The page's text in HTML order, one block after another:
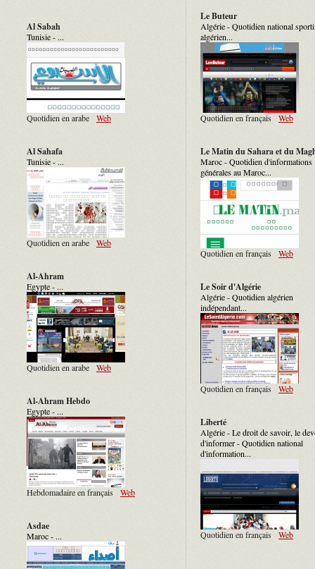
Al Sabah
Tunisie - ...
Quotidien en arabe Web
Al Sahafa
Tunisie - ...
Quotidien en arabe Web
Al-Ahram
Egypte - ...
Quotidien en arabe Web
Al-Ahram Hebdo
Egypte - ...
Hebdomadaire en français Web
Asdae
Maroc - ...
Le Buteur
Algérie - Quotidien national
algérien...
Quotidien en français Web
Le Matin du Sahara et du
Maroc - Quotidien d'informations
générales au Maroc...
Quotidien en français Web
Le Soir d'Algérie
Algérie - Quotidien algérien
indépendant...
Quotidien en français Web
Liberté
Algérie - Le droit de savoir, le
d'informer - Quotidien national
d'information...
Quotidien en français Web